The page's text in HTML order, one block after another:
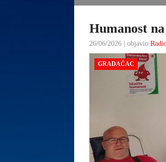
Humanost
26/06/2026 | objavio
GRADAČAC